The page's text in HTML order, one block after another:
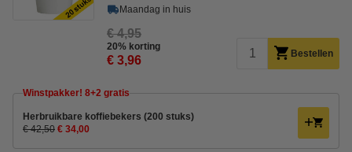
Maandag in huis
€ 4,95
20% korting
€ 3,96 Bestellen
Winstpakker! 8+2 gratis
Herbruikbare koffiebekers (200 stuks)
€ 42,50 € 34,00